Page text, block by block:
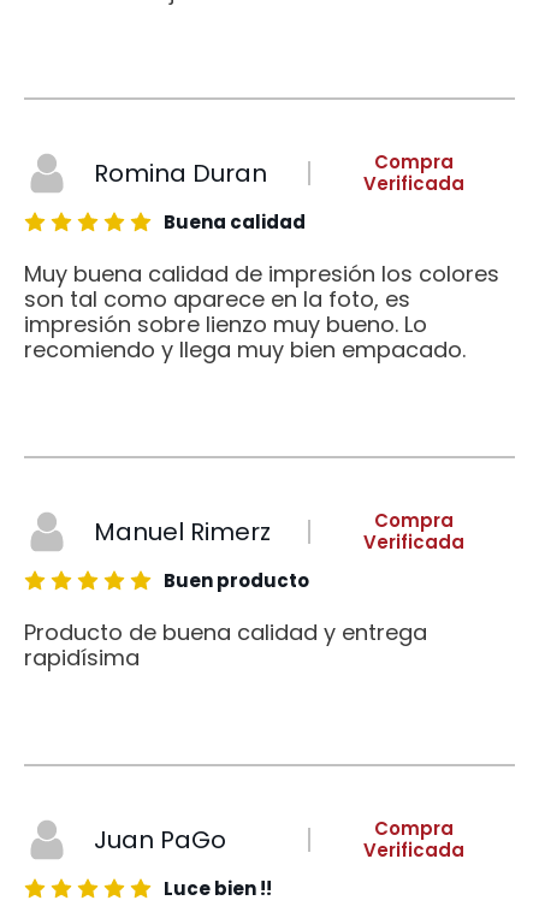
Romina Duran
Compra
Verificada
Buena calidad
Muy buena calidad de impresión los colores
son tal como aparece en la foto, es
impresión sobre lienzo muy bueno. Lo
recomiendo y llega muy bien empacado.
Manuel Rimerz
Compra
Verificada
Buen producto
Producto de buena calidad y entrega
rapidísima
Juan PaGo
Compra
Verificada
Luce bien !!